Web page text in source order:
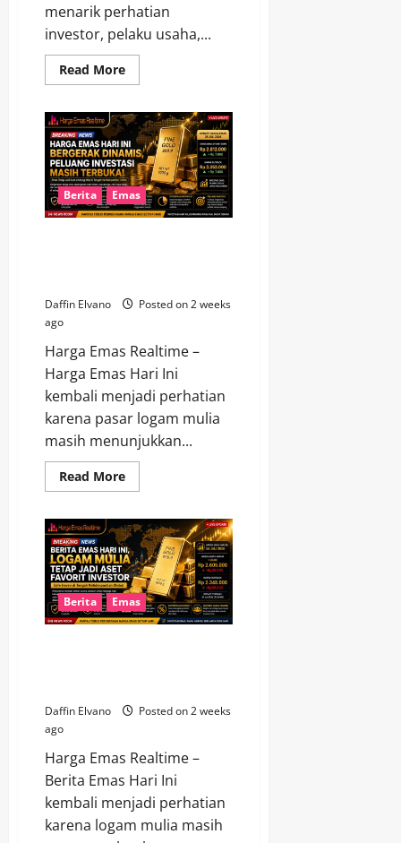
menarik perhatian
investor, pelaku usaha,...
Read MoreRead
more
Emas
Hari
Ini
Mengalami
Perubahan,
Ini
Faktor
yang
Mendorongnya
Berita Emas
Daffin Elvano
Posted on 2 weeks
ago
Harga Emas Realtime –
Harga Emas Hari Ini
kembali menjadi perhatian
karena pasar logam mulia
masih menunjukkan...
Read MoreRead
more
Emas
Hari
Ini
Bergerak
Dinamis,
Peluang
Investasi
Masih
Terbuka
Berita Emas
Daffin Elvano
Posted on 2 weeks
ago
Harga Emas Realtime –
Berita Emas Hari Ini
kembali menjadi perhatian
karena logam mulia masih